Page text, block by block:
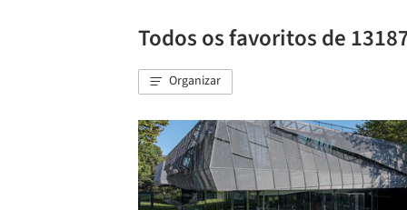
Todos os favoritos de
Organizar